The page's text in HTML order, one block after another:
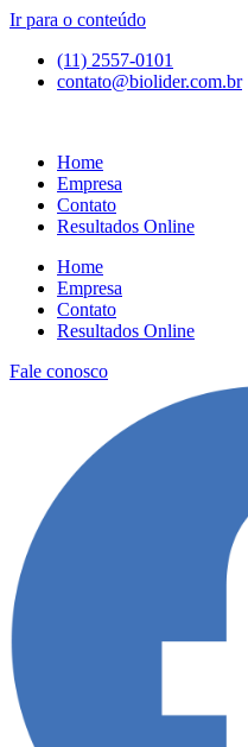
Ir para o conteúdo
(11) 2557-0101
contato@biolider.com.br
Home
Empresa
Contato
Resultados Online
Home
Empresa
Contato
Resultados Online
Fale conosco